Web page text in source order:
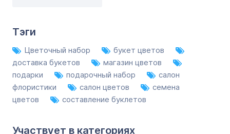
Тэги
Цветочный набор
букет цветов
доставка букетов
магазин цветов
подарки
подарочный набор
салон
флористики
салон цветов
семена
цветов
составление буклетов
Участвует в категориях